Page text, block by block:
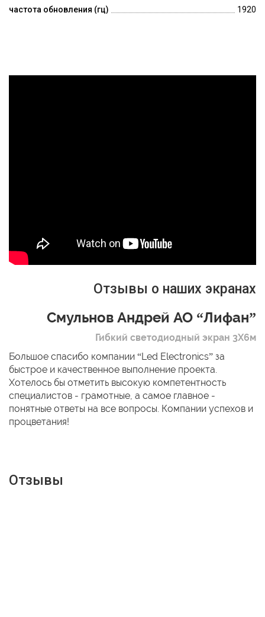
частота обновления (гц)
1920
Отзывы о наших экранах
Смульнов Андрей АО “Лифан”
Гибкий светодиодный экран 3Х6м
Большое спасибо компании “Led Electronics” за
быстрое и качественное выполнение проекта.
Хотелось бы отметить высокую компетентность
специалистов - грамотные, а самое главное -
понятные ответы на все вопросы. Компании успехов и
процветания!
Отзывы